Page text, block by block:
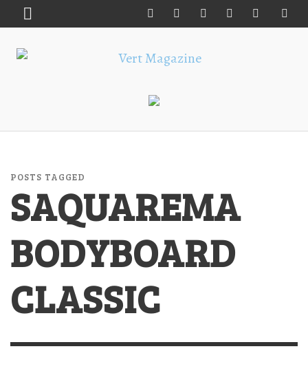
POSTS TAGGED
SAQUAREMA
BODYBOARD
CLASSIC